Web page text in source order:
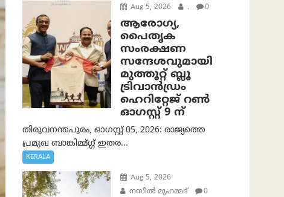
Aug 5, 2026 . 0
ആരോഗ്യ,
പൈതൃക
സംരക്ഷണ
സന്ദേശവുമായി
മുത്തൂറ്റ് ബ്ലൂ
ട്രിവാൻഡ്രം
ഹെറിറ്റേജ് റൺ
ഓഗസ്റ്റ് 9 ന്
തിരുവനന്തപുരം, ഓഗസ്റ്റ് 05, 2026: രാജ്യത്തെ
പ്രമുഖ ബാങ്കിമ്മ്ഗ്ഗ് ഇതര...
KERALA
Aug 5, 2026
നസീല്‍ മുഹമ്മദ്
0